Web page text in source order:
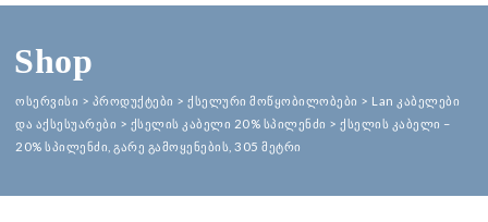
Shop
ოსერვისი > პროდუქტები > ქსელური მოწყობილობები > Lan კაბელები
და აქსესუარები > ქსელის კაბელი 20% სპილენძი > ქსელის კაბელი –
20% სპილენძი, გარე გამოყენების, 305 მეტრი